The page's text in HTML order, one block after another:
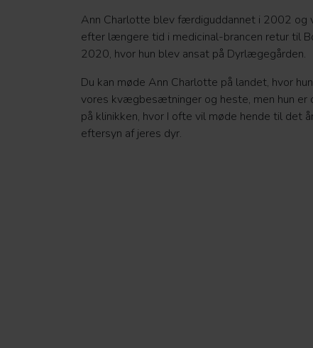
Ann Charlotte blev færdiguddannet i 2002 og
efter længere tid i medicinal-brancen retur til
2020, hvor hun blev ansat på Dyrlægegården.
Du kan møde Ann Charlotte på landet, hvor
vores kvægbesætninger og heste, men hun er
på klinikken, hvor I ofte vil møde hende til det
eftersyn af jeres dyr.